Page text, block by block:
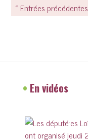
« Entrées précédentes
• En vidéos